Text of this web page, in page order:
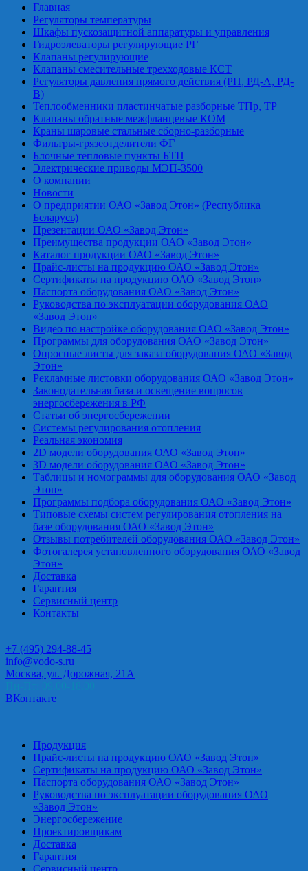
Главная
Регуляторы температуры
Шкафы пускозащитной аппаратуры и управления
Гидроэлеваторы регулирующие РГ
Клапаны регулирующие
Клапаны смесительные трехходовые КСТ
Регуляторы давления прямого действия (РП, РД-А, РД-
В)
Теплообменники пластинчатые разборные ТПр, ТР
Клапаны обратные межфланцевые КОМ
Краны шаровые стальные сборно-разборные
Фильтры-грязеотделители ФГ
Блочные тепловые пункты БТП
Электрические приводы МЭП-3500
О компании
Новости
О предприятии ОАО «Завод Этон» (Республика
Беларусь)
Презентации ОАО «Завод Этон»
Преимущества продукции ОАО «Завод Этон»
Каталог продукции ОАО «Завод Этон»
Прайс-листы на продукцию ОАО «Завод Этон»
Сертификаты на продукцию ОАО «Завод Этон»
Паспорта оборудования ОАО «Завод Этон»
Руководства по эксплуатации оборудования ОАО
«Завод Этон»
Видео по настройке оборудования ОАО «Завод Этон»
Программы для оборудования ОАО «Завод Этон»
Опросные листы для заказа оборудования ОАО «Завод
Этон»
Рекламные листовки оборудования ОАО «Завод Этон»
Законодательная база и освещение вопросов
энергосбережения в РФ
Статьи об энергосбережении
Системы регулирования отопления
Реальная экономия
2D модели оборудования ОАО «Завод Этон»
3D модели оборудования ОАО «Завод Этон»
Таблицы и номограммы для оборудования ОАО «Завод
Этон»
Программы подбора оборудования ОАО «Завод Этон»
Типовые схемы систем регулирования отопления на
базе оборудования ОАО «Завод Этон»
Отзывы потребителей оборудования ОАО «Завод Этон»
Фотогалерея установленного оборудования ОАО «Завод
Этон»
Доставка
Гарантия
Сервисный центр
Контакты
+7 (495) 294-88-45
info@vodo-s.ru
Москва, ул. Дорожная, 21А
ВКонтакте
Продукция
Прайс-листы на продукцию ОАО «Завод Этон»
Сертификаты на продукцию ОАО «Завод Этон»
Паспорта оборудования ОАО «Завод Этон»
Руководства по эксплуатации оборудования ОАО
«Завод Этон»
Энергосбережение
Проектировщикам
Доставка
Гарантия
Сервисный центр